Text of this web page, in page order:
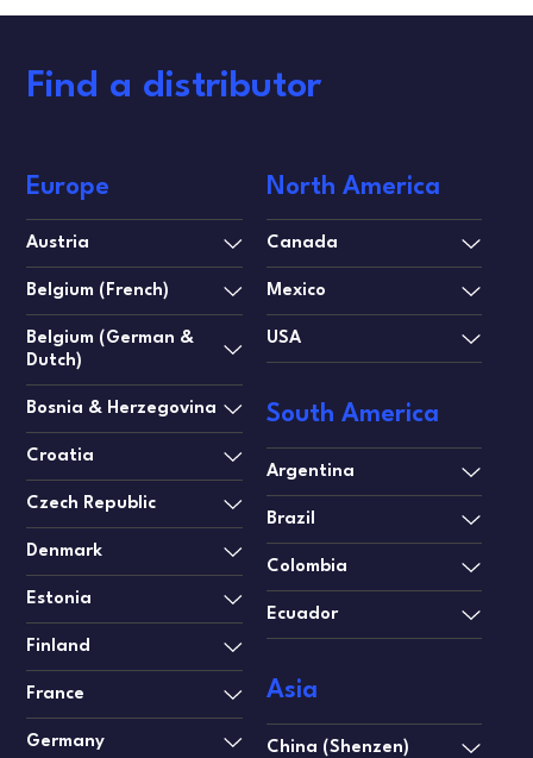
Find a distributor
Europe
Austria
Belgium (French)
Belgium (German &
Dutch)
Bosnia & Herzegovina
Croatia
Czech Republic
Denmark
Estonia
Finland
France
Germany
North America
Canada
Mexico
USA
South America
Argentina
Brazil
Colombia
Ecuador
Asia
China (Shenzen)